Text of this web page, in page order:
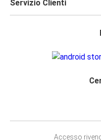
Servizio Clienti
Accesso